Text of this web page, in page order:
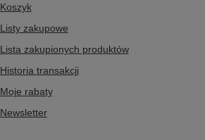
Koszyk
Listy zakupowe
Lista zakupionych produktów
Historia transakcji
Moje rabaty
Newsletter